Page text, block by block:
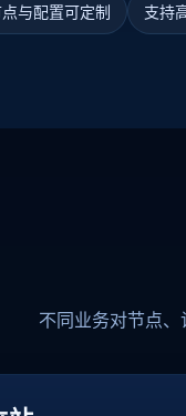
与配置可定制 支持
不同业务对节点